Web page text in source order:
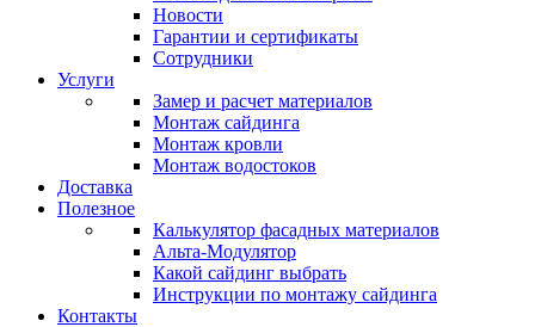
Новости
Гарантии и сертификаты
Сотрудники
Услуги
Замер и расчет материалов
Монтаж сайдинга
Монтаж кровли
Монтаж водостоков
Доставка
Полезное
Калькулятор фасадных материалов
Альта-Модулятор
Какой сайдинг выбрать
Инструкции по монтажу сайдинга
Контакты